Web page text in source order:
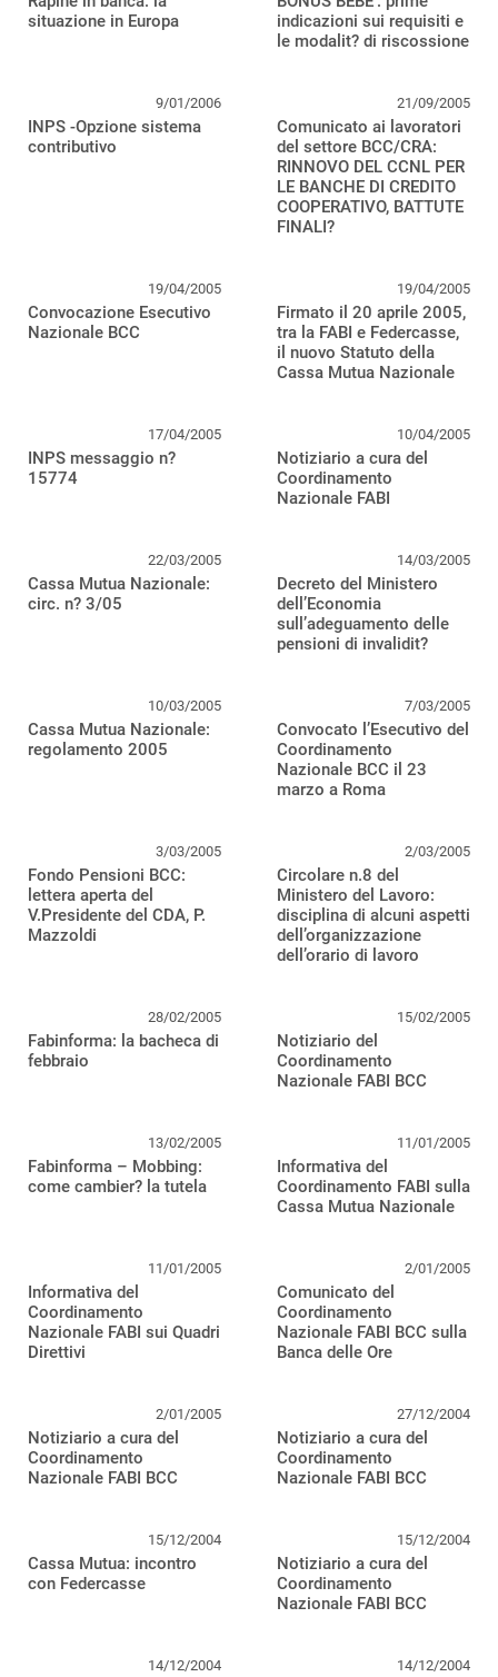
situazione in Europa
indicazioni sui requisiti e
le modalit? di riscossione
9/01/2006
INPS -Opzione sistema
contributivo
21/09/2005
Comunicato ai lavoratori
del settore BCC/CRA:
RINNOVO DEL CCNL PER
LE BANCHE DI CREDITO
COOPERATIVO, BATTUTE
FINALI?
19/04/2005
Convocazione Esecutivo
Nazionale BCC
19/04/2005
Firmato il 20 aprile 2005,
tra la FABI e Federcasse,
il nuovo Statuto della
Cassa Mutua Nazionale
17/04/2005
INPS messaggio n?
15774
10/04/2005
Notiziario a cura del
Coordinamento
Nazionale FABI
22/03/2005
Cassa Mutua Nazionale:
circ. n? 3/05
14/03/2005
Decreto del Ministero
dell’Economia
sull’adeguamento delle
pensioni di invalidit?
10/03/2005
Cassa Mutua Nazionale:
regolamento 2005
7/03/2005
Convocato l’Esecutivo del
Coordinamento
Nazionale BCC il 23
marzo a Roma
3/03/2005
Fondo Pensioni BCC:
lettera aperta del
V.Presidente del CDA, P.
Mazzoldi
2/03/2005
Circolare n.8 del
Ministero del Lavoro:
disciplina di alcuni aspetti
dell’organizzazione
dell’orario di lavoro
28/02/2005
Fabinforma: la bacheca di
febbraio
15/02/2005
Notiziario del
Coordinamento
Nazionale FABI BCC
13/02/2005
Fabinforma – Mobbing:
come cambier? la tutela
11/01/2005
Informativa del
Coordinamento FABI sulla
Cassa Mutua Nazionale
11/01/2005
Informativa del
Coordinamento
Nazionale FABI sui Quadri
Direttivi
2/01/2005
Comunicato del
Coordinamento
Nazionale FABI BCC sulla
Banca delle Ore
2/01/2005
Notiziario a cura del
Coordinamento
Nazionale FABI BCC
27/12/2004
Notiziario a cura del
Coordinamento
Nazionale FABI BCC
15/12/2004
Cassa Mutua: incontro
con Federcasse
15/12/2004
Notiziario a cura del
Coordinamento
Nazionale FABI BCC
14/12/2004 14/12/2004